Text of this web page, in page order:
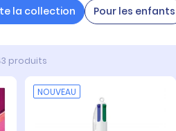
la collection Pour les enfants
produits
NOUVEAU